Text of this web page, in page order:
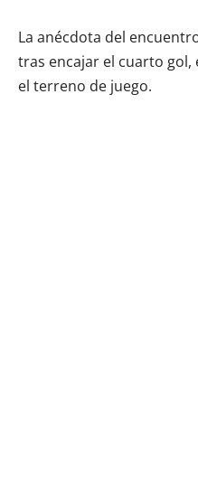
La anécdota del
tras encajar el cuarto
el terreno de juego.